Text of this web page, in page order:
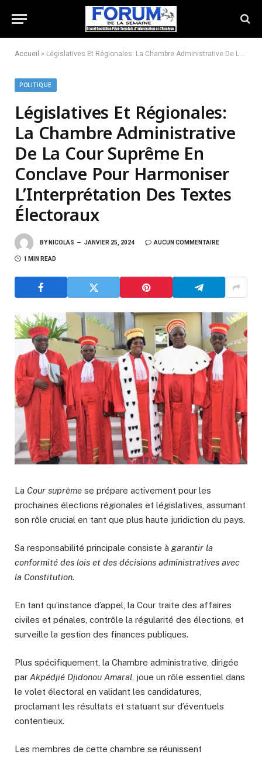
Accueil » Législatives Et Régionales: La Chambre Administrative De La Cour Suprême En Conclave Pour Harmoniser L’Interprétation Des Textes Électoraux
POLITIQUE
Législatives Et Régionales:
La Chambre Administrative
De La Cour Suprême En
Conclave Pour Harmoniser
L’Interprétation Des Textes
Électoraux
BY NICOLAS JANVIER 25, 2024 AUCUN COMMENTAIRE
1 MIN READ
La Cour suprême se prépare activement pour les
prochaines élections régionales et législatives, assumant
son rôle crucial en tant que plus haute juridiction du pays.
Sa responsabilité principale consiste à garantir la
conformité des lois et des décisions administratives avec
la Constitution.
En tant qu’instance d’appel, la Cour traite des affaires
civiles et pénales, contrôle la régularité des élections, et
surveille la gestion des finances publiques.
Plus spécifiquement, la Chambre administrative, dirigée
par Akpédjié Djidonou Amaral , joue un rôle essentiel dans
le volet électoral en validant les candidatures,
proclamant les résultats et statuant sur d’éventuels
contentieux.
Les membres de cette chambre se réunissent